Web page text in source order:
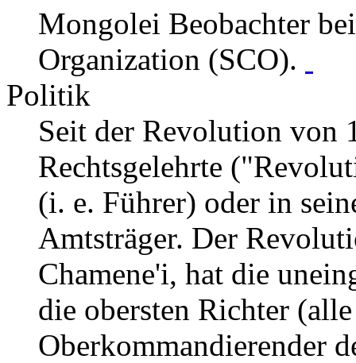
Mongolei Beobachter
Organization (SCO).
Politik
Seit der Revolution von
Rechtsgelehrte
(i. e. Führer) oder in
Amtsträger. Der
Chamene'i, hat die
die obersten Richter
Oberkommandierender